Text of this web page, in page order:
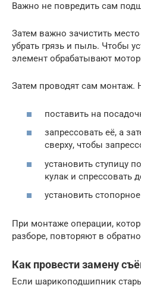
Важно не повредить сам
Затем важно зачистить
убрать грязь и пыль. Чтобы
элемент обрабатывают
Затем проводят сам монтаж.
поставить на
запрессовать её, а
сверху, чтобы
установить ступицу
кулак и спрессовать
установить
При монтаже операции,
разборе, повторяют в
Как провести замену
Если шарикоподшипник